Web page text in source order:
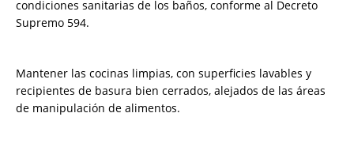
condiciones sanitarias de los baños, conforme al Decreto
Supremo 594.
Mantener las cocinas limpias, con superficies lavables y
recipientes de basura bien cerrados, alejados de las áreas
de manipulación de alimentos.